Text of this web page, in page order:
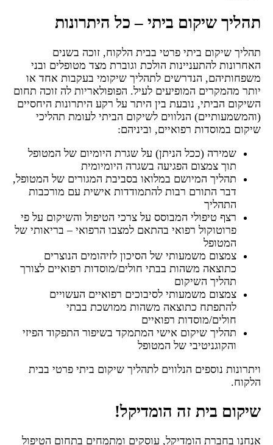
תהליך שיקום ביתי – כל היתרונות
תהליך שיקום ביתי פרטי בבית הלקוח, זוכה בשנים
האחרונות להתעניינות הולכת וגוברת מצד מטופלים ובני
משפחותיהם, הנדרשים לתהליך שיקומי בעקבות אחד או
יותר מהמקרים המופיעים לעיל. הפופולאריות לה זוכה תחום
השיקום הביתי, נובעת בין היתר על רקע היתרונות היחסיים
(והמשמעותיים) הנלווים לשיקום הביתי לעומת תהליכי
שיקום במוסדות רפואיים, וביניהם:
שמירה (ככל הניתן) על שגרת היומיום של המטופל
תוך צמצום הפגיעה בשגרה היומיומית
תהליך המיושם במלואו בסביבת המגורים של המטופל,
דבר התורם רבות להתמודדות אישית עם מורכבות
התהליך
רצף טיפולי המבוסס על צרכי הטיפול והשיקום על פי
פרוטוקול רפואי בהתאם למצבו הרפואי – בריאותי של
המטופל
צמצום משמעותי של הסיכון לזיהומים הנוצרים
כתוצאה משהות בבתי חולים/מוסדות רפואיים לצורך
תהליך השיקום
צמצום משמעותי לסיבוכים רפואיים העשויים
להתפתח כתוצאה משהות ממושכת בבתי
חולים/מוסדות רפואיים
תהליך שיקום אישי המתמקד בשיפור התפקוד הפיזי
והקוגניטיבי של המטופל
ויתרונות נוספים הנלווים לתהליך שיקום ביתי פרטי בבית
הלקוח.
שיקום בית זה הומדיקל!
אנחנו בחברת הומדיקל, עוסקים ומתמחים בתחום הטיפול